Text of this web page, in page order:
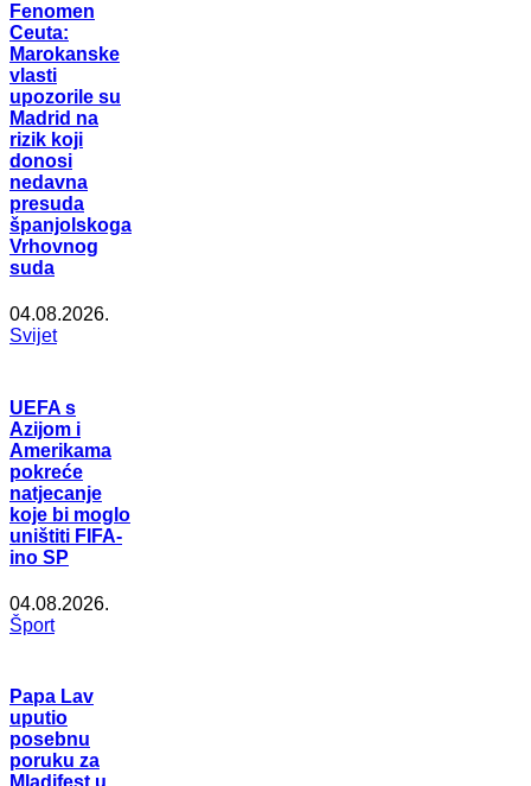
Fenomen
Ceuta:
Marokanske
vlasti
upozorile su
Madrid na
rizik koji
donosi
nedavna
presuda
španjolskoga
Vrhovnog
suda
04.08.2026.
Svijet
UEFA s
Azijom i
Amerikama
pokreće
natjecanje
koje bi moglo
uništiti FIFA-
ino SP
04.08.2026.
Šport
Papa Lav
uputio
posebnu
poruku za